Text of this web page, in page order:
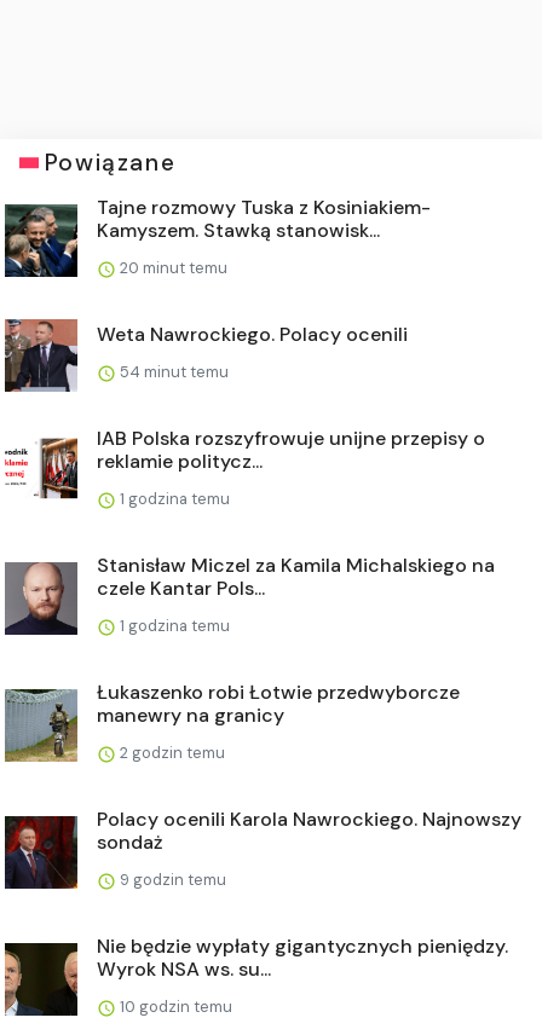
Powiązane
Tajne rozmowy Tuska z Kosiniakiem-
Kamyszem. Stawką stanowisk...
20 minut temu
Weta Nawrockiego. Polacy ocenili
54 minut temu
IAB Polska rozszyfrowuje unijne przepisy o
reklamie politycz...
1 godzina temu
Stanisław Miczel za Kamila Michalskiego na
czele Kantar Pols...
1 godzina temu
Łukaszenko robi Łotwie przedwyborcze
manewry na granicy
2 godzin temu
Polacy ocenili Karola Nawrockiego. Najnowszy
sondaż
9 godzin temu
Nie będzie wypłaty gigantycznych pieniędzy.
Wyrok NSA ws. su...
10 godzin temu